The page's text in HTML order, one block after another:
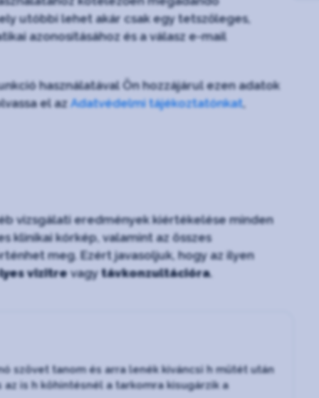
utóbbi lehet akár csak egy tetszőleges,
azonosításához és a válasz e-mail
használatával Ön hozzájárul ezen adatok
el azAdatvédelmi tájékoztatónkat,
vizsgálati eredmények kiértékelése minden
klinikai kórkép, valamint az összes
meg. Ezért javasoljuk, hogy az ilyen
vizitrevagytávkonzultációra.
szövet tanom és arra lenék kiváncsi h mütét után
is h köhintésnél a tarkomra kisugárzik a